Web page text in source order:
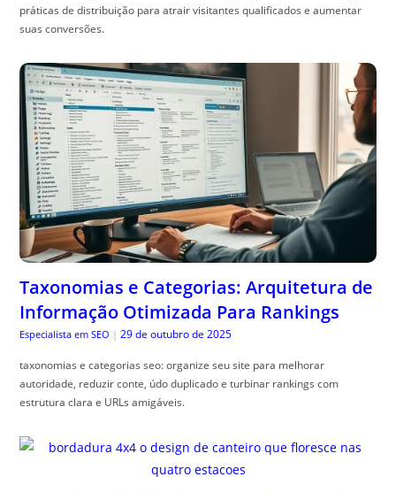
práticas de distribuição para atrair visitantes qualificados e aumentar
suas conversões.
Taxonomias e Categorias: Arquitetura de
Informação Otimizada Para Rankings
Especialista em SEO | 29 de outubro de 2025
taxonomias e categorias seo: organize seu site para melhorar
autoridade, reduzir conte, údo duplicado e turbinar rankings com
estrutura clara e URLs amigáveis.